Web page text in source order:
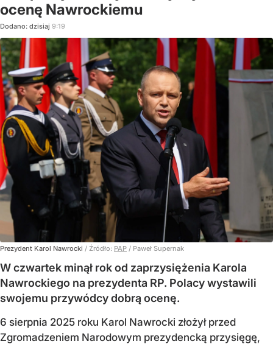
ocenę Nawrockiemu
Dodano: dzisiaj 9:19
Prezydent Karol Nawrocki / Źródło: PAP / Paweł Supernak
W czwartek minął rok od zaprzysiężenia Karola
Nawrockiego na prezydenta RP. Polacy wystawili
swojemu przywódcy dobrą ocenę.
6 sierpnia 2025 roku Karol Nawrocki złożył przed
Zgromadzeniem Narodowym prezydencką przysięgę,